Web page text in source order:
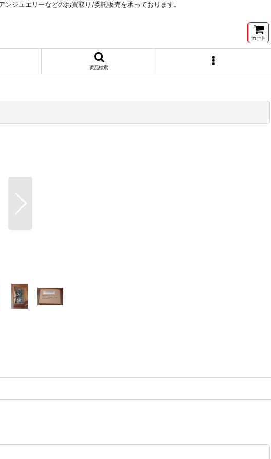
ジュエリーなどのお買取り/委託販売を承っております。
カート
商品検索